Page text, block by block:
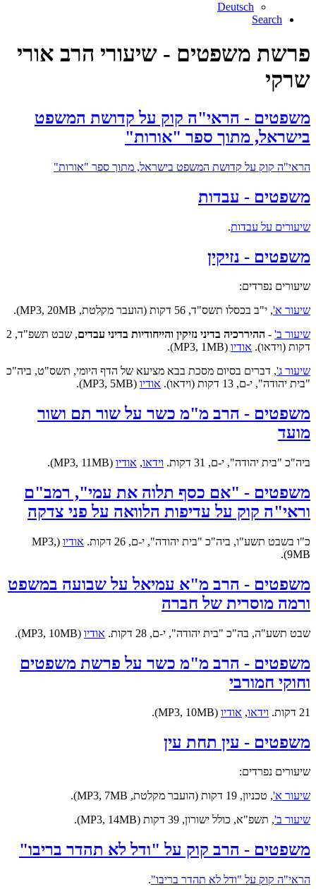
Deutsch
Search
פרשת משפטים - שיעורי הרב אורי
שרקי
משפטים - הראי"ה קוק על קדושת המשפט
בישראל, מתוך ספר "אורות"
הראי"ה קוק על קדושת המשפט בישראל, מתוך ספר "אורות"
משפטים - עבדות
שיעורים על עבדות.
משפטים - נזיקין
שיעורים נפרדים:
שיעור א', י"ב בכסלו תשס"ד, 56 דקות (הועבר מקלטת, MP3, 20MB).
שיעור ב' - ההיררכיה בדיני נזיקין והייחודיות בדיני עבדים
, שבט תשפ"ד, 2
דקות (וידאו). אודיו (MP3, 1MB).
שיעור ג', דברים בסיום מסכת בבא מציעא של הדף היומי, תשס"ט, ביה"כ
"בית יהודה", י-ם, 13 דקות (וידאו).
אודיו (MP3, 5MB).
משפטים - הרב מ"מ כשר על שור תם ושור
מועד
ביה"כ "בית יהודה", י-ם, 31 דקות. וידאו, אודיו (MP3, 11MB).
משפטים - "אם כסף תלוה את עמי", רמב"ם
וראי"ה קוק על עדיפות הלוואה על פני צדקה
כ"ו בשבט תשע"ו, ביה"כ "בית יהודה", י-ם, 26 דקות. אודיו (MP3,
9MB).
משפטים - הרב מ"א עמיאל על שבועה במשפט
ורמה מוסרית של חברה
שבט תשע"ה, בה"כ "בית יהודה", י-ם, 28 דקות. אודיו (MP3, 10MB).
משפטים - הרב מ"מ כשר על פרשת משפטים
וחוקי חמורבי
21 דקות. וידאו, אודיו (MP3, 10MB).
משפטים - עין תחת עין
שיעורים נפרדים:
שיעור א', טכניון, 19 דקות (הועבר מקלטת, MP3, 7MB).
שיעור ב', תשפ"א, כולל ישורון, 39 דקות (MP3, 14MB).
משפטים - הרב קוק על "ודל לא תהדר בריבו"
הראי"ה קוק על "ודל לא תהדר בריבו".